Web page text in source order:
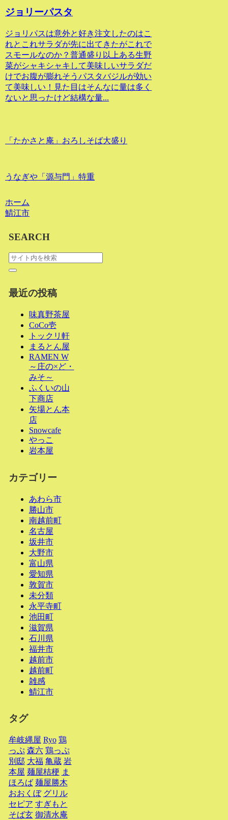
ジョリーパスタ
ジョリパスは意外と好き注文したのはこ
れとこれサラダが先に出てきたがこれで
スモールなのか？普通盛り以上ある生野
菜がシャキシャキして美味しいサラダだ
けでお腹が膨れそうパスタバジルが効い
て美味しい！見た目はそんなに量は多く
ないと思ったけど結構な量...
「たかさと庵」おろしそば大盛り
うなぎや「源与門」特重
ホーム
鯖江市
SEARCH
最近の投稿
味真野茶屋
CoCo壱
トックリ軒
まるとん屋
RAMEN W
～庄の×ど・
みそ～
ふくいの山
下商店
矢場とん本
店
Snowcafe
やっこ
岩本屋
カテゴリー
あわら市
勝山市
南越前町
名古屋
坂井市
大野市
富山県
愛知県
敦賀市
未分類
永平寺町
池田町
滋賀県
石川県
福井市
越前市
越前町
雑感
鯖江市
タグ
牟岐縄屋 Ryo 鶏
っぷ 森六 鶏っぷ
別邸 大福 亀蔵 岩
本屋 麺屋桔梗 ま
ほろば 麺屋勝木
おおくぼ グリル
セピア すぎもと
そば玄 御清水庵